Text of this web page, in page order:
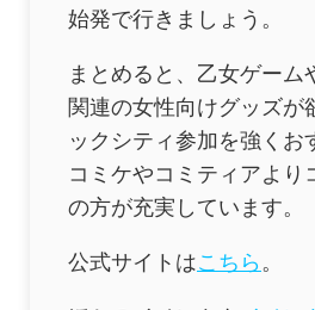
始発で行きましょう。
まとめると、乙女ゲーム
関連の女性向けグッズが
ックシティ参加を強くお
コミケやコミティアより
の方が充実しています。
公式サイトはこちら。